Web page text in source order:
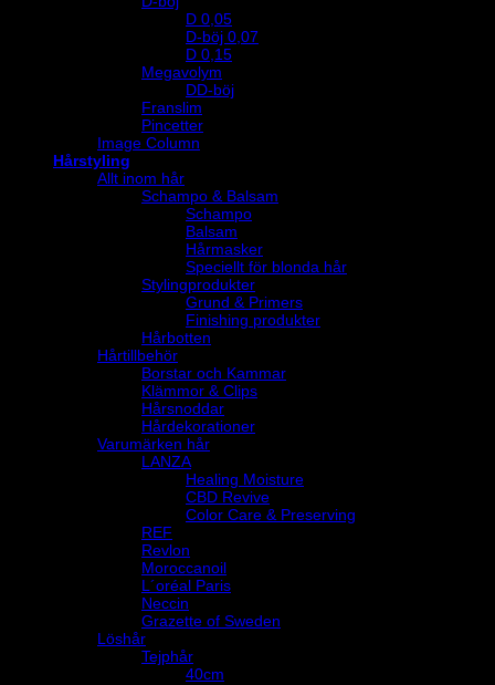
D 0,05
D-böj 0,07
D 0,15
Megavolym
DD-böj
Franslim
Pincetter
Image Column
Hårstyling
Allt inom hår
Schampo & Balsam
Schampo
Balsam
Hårmasker
Speciellt för blonda hår
Stylingprodukter
Grund & Primers
Finishing produkter
Hårbotten
Hårtillbehör
Borstar och Kammar
Klämmor & Clips
Hårsnoddar
Hårdekorationer
Varumärken hår
LANZA
Healing Moisture
CBD Revive
Color Care & Preserving
REF
Revlon
Moroccanoil
L´oréal Paris
Neccin
Grazette of Sweden
Löshår
Tejphår
40cm